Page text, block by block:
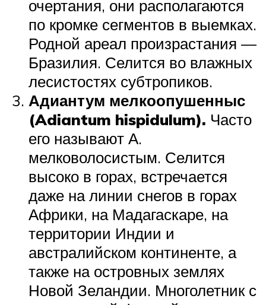
очертания, они располагаются
по кромке сегментов в выемках.
Родной ареал произрастания —
Бразилия. Селится во влажных
лесистостях субтропиков.
Адиантум мелкоопушенныс
(Adiantum hispidulum). Часто
его называют А.
мелковолосистым. Селится
высоко в горах, встречается
даже на линии снегов в горах
Африки, на Мадагаскаре, на
территории Индии и
австралийском континенте, а
также на островных землях
Новой Зеландии. Многолетник с